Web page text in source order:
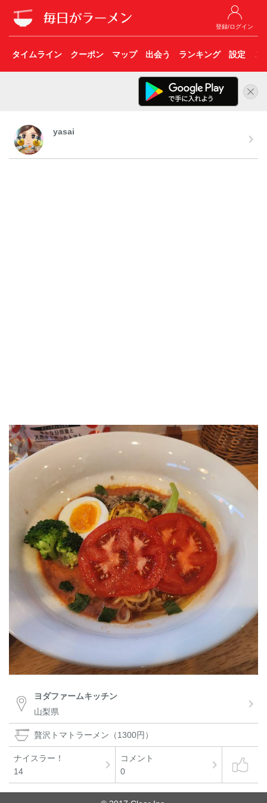
登録/ログイン
タイムライン クーポン マップ 出会う ランキング 設定 こ
yasai
ヨダファームキッチン
山梨県
贅沢トマトラーメン（1300円）
ナイスラー！
14
コメント
0